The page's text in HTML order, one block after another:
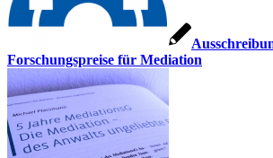
Forschungspreise für Mediation